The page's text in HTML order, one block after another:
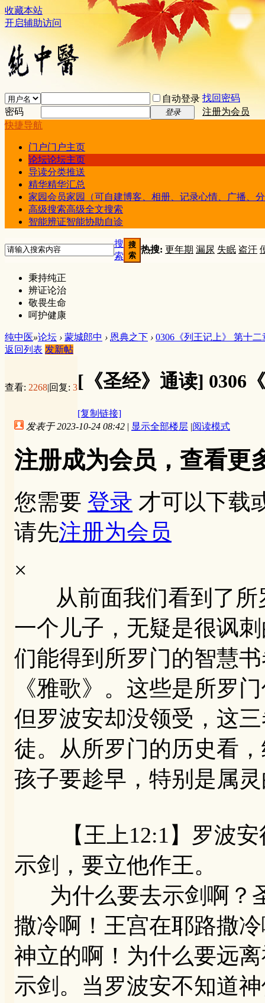
收藏本站
开启辅助访问
自动登录 找回密码
密码
登录
注册为会员
快捷导航
门户门户主页
论坛论坛主页
导读分类推送
精华精华汇总
家园会员家园（可自建博客、相册、记录心情、广播、
高级搜索高级全文搜索
智能辨证智能协助自诊
搜
索
搜
索
热搜: 更年期 漏尿 失眠 盗汗
秉持纯正
辨证论治
敬畏生命
呵护健康
纯中医»论坛 › 蒙城郎中 › 恩典之下 › 0306《列王记上》 第十二
返回列表 发新帖
查看: 2268|回复: 3[《圣经》通读] 0306
[复制链接]
发表于 2023-10-24 08:42 | 显示全部楼层 |阅读模式
注册成为会员，查看更
您需要 登录 才可以下载
请先注册为会员
×
从前面我们看到了所
一个儿子，无疑是很讽
们能得到所罗门的智慧
《雅歌》。这些是所罗
但罗波安却没领受，这
徒。从所罗门的历史看
孩子要趁早，特别是属
【王上12:1】罗波安
示剑，要立他作王。
为什么要去示剑啊？
撒冷啊！王宫在耶路撒
神立的啊！为什么要远
示剑。当罗波安不知道